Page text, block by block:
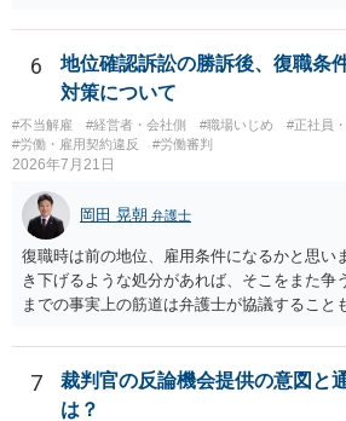
6
地位確認訴訟の勝訴後、復職条
対策について
#不当解雇 #経営者・会社側 #職場いじめ
#正社員
#労働・雇用契約違反
#労働審判
2026年7月21日
岡田 晃朝 弁護士
復職時は前の地位、雇用条件になるかと思い
き下げるような処分があれば、そこをまた争
までの事実上の筋道は弁護士が協議すること
ょうから、別途費用が発生することもありま
らいならサービスでしてくれるかもしれませ
7
裁判官の反論機会提供の意図と
は？